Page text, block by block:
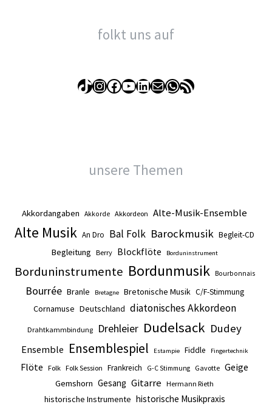
folkt uns auf
TikTok
Instagram
Facebook
YouTube
LinkedIn
E-MailWhatsApp
RSS-Feed
unsere Themen
Akkordangaben Akkorde Akkordeon Alte-Musik-Ensemble
Alte Musik An Dro Bal Folk Barockmusik Begleit-CD
Begleitung Berry Blockflöte Borduninstrument
Borduninstrumente Bordunmusik Bourbonnais
Bourrée Branle Bretagne Bretonische Musik C/F-Stimmung
Cornamuse Deutschland diatonisches Akkordeon
Drahtkammbindung Drehleier Dudelsack Dudey
Ensemble Ensemblespiel Estampie Fiddle Fingertechnik
Flöte Folk Folk Session Frankreich G-C Stimmung Gavotte Geige
Gemshorn Gesang Gitarre Hermann Rieth
historische Instrumente historische Musikpraxis